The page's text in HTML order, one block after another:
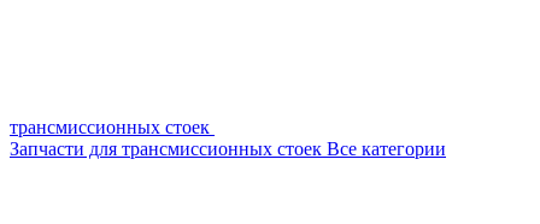
трансмиссионных стоек
Запчасти для трансмиссионных стоек Все категории